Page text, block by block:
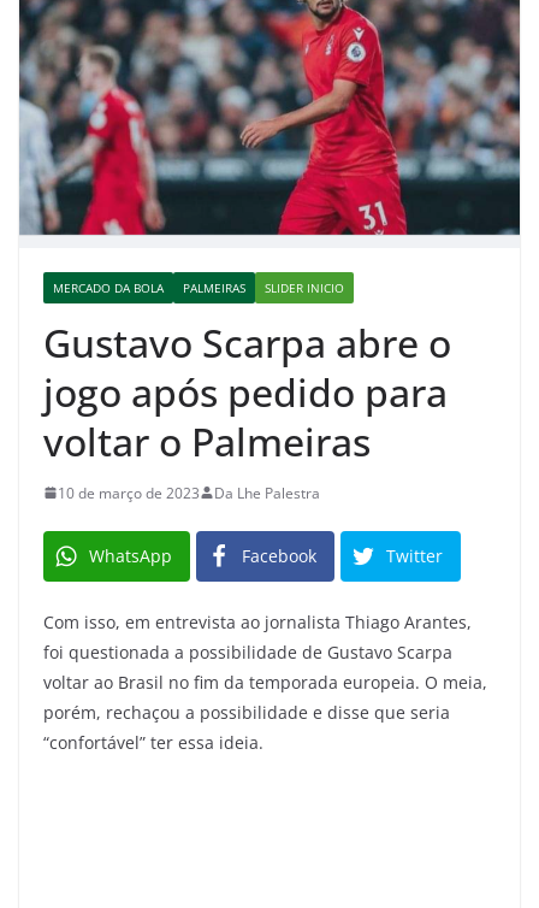
MERCADO DA BOLA PALMEIRAS SLIDER INICIO
Gustavo Scarpa abre o
jogo após pedido para
voltar o Palmeiras
10 de março de 2023 Da Lhe Palestra
WhatsApp Facebook Twitter
Com isso, em entrevista ao jornalista Thiago Arantes,
foi questionada a possibilidade de Gustavo Scarpa
voltar ao Brasil no fim da temporada europeia. O meia,
porém, rechaçou a possibilidade e disse que seria
“confortável” ter essa ideia.